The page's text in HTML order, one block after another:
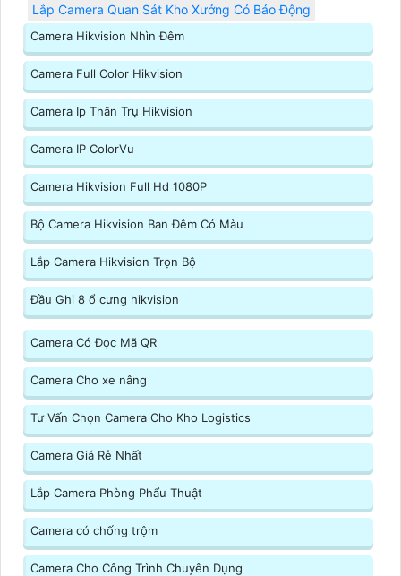
Lắp Camera Quan Sát Kho Xưởng Có Báo Động
Camera Hikvision Nhìn Đêm
Camera Full Color Hikvision
Camera Ip Thân Trụ Hikvision
Camera IP ColorVu
Camera Hikvision Full Hd 1080P
Bộ Camera Hikvision Ban Đêm Có Màu
Lắp Camera Hikvision Trọn Bộ
Đầu Ghi 8 ổ cưng hikvision
Camera Có Đọc Mã QR
Camera Cho xe nâng
Tư Vấn Chọn Camera Cho Kho Logistics
Camera Giá Rẻ Nhất
Lắp Camera Phòng Phẩu Thuật
Camera có chống trộm
Camera Cho Công Trình Chuyên Dụng